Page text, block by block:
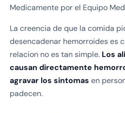
Medicamente por el Equipo
La creencia de que la comida
desencadenar hemorroides es
relacion no es tan simple. Los
causan directamente
agravar los sintomas en
padecen.